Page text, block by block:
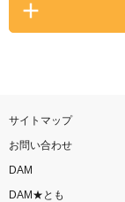
サイトマップ
お問い合わせ
DAM
DAM★とも